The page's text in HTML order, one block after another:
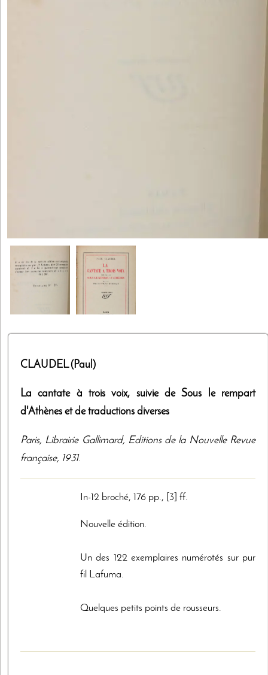
CLAUDEL (Paul)
La cantate à trois voix, suivie de Sous le rempart
d'Athènes et de traductions diverses
Paris, Librairie Gallimard, Editions de la Nouvelle Revue
française, 1931.
In-12 broché, 176 pp., [3] ff.
Nouvelle édition.
Un des 122 exemplaires numérotés sur pur
fil Lafuma.
Quelques petits points de rousseurs.